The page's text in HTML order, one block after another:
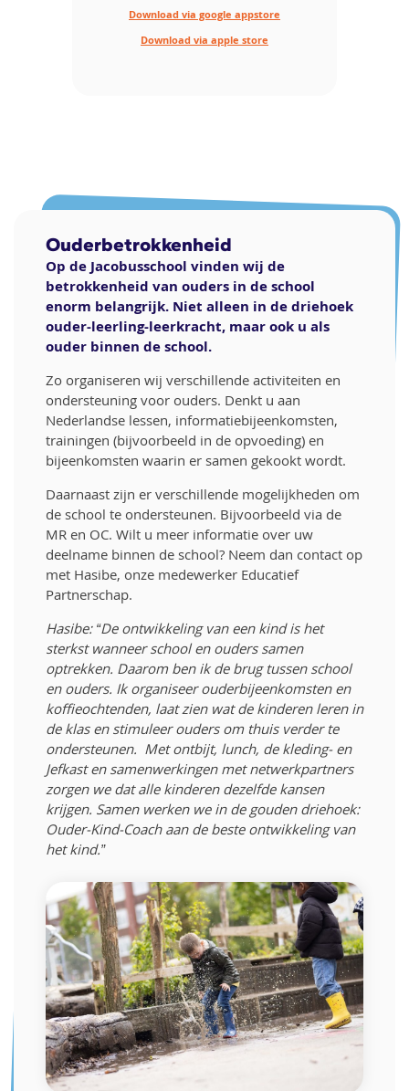
Download via google appstore
Download via apple store
Ouderbetrokkenheid
Op de Jacobusschool vinden wij de
betrokkenheid van ouders in de school
enorm belangrijk. Niet alleen in de driehoek
ouder-leerling-leerkracht, maar ook u als
ouder binnen de school.
Zo organiseren wij verschillende activiteiten en
ondersteuning voor ouders. Denkt u aan
Nederlandse lessen, informatiebijeenkomsten,
trainingen (bijvoorbeeld in de opvoeding) en
bijeenkomsten waarin er samen gekookt wordt.
Daarnaast zijn er verschillende mogelijkheden om
de school te ondersteunen. Bijvoorbeeld via de
MR en OC. Wilt u meer informatie over uw
deelname binnen de school? Neem dan contact op
met Hasibe, onze medewerker Educatief
Partnerschap.
Hasibe: “De ontwikkeling van een kind is het
sterkst wanneer school en ouders samen
optrekken. Daarom ben ik de brug tussen school
en ouders.​ Ik organiseer ouderbijeenkomsten en
koffieochtenden, laat zien wat de kinderen leren in
de klas en stimuleer ouders om thuis verder te
ondersteunen. ​ Met ontbijt, lunch, de kleding- en
Jefkast en samenwerkingen met netwerkpartners
zorgen we dat alle kinderen dezelfde kansen
krijgen. ​Samen werken we in de gouden driehoek:
Ouder-Kind-Coach aan de beste ontwikkeling van
het kind.”